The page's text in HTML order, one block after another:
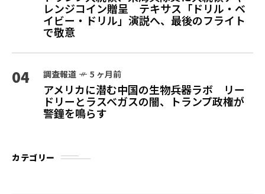
レンジコイン贈呈 テキサス「ドリル・ベ
イビー・ドリル」演説へ、最後のフライト
で敬意
04 調査報道 5 ヶ月前
アメリカに潜む中国の生物兵器ラボ リー
ドリーとラスベガスの闇、トランプ政権が
警鐘を鳴らす
カテゴリー